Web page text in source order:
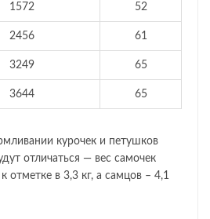
1572 52
2456 61
3249 65
3644 65
курочек и петушков
отличаться — вес самочек
отметке в 3,3 кг, а самцов – 4,1